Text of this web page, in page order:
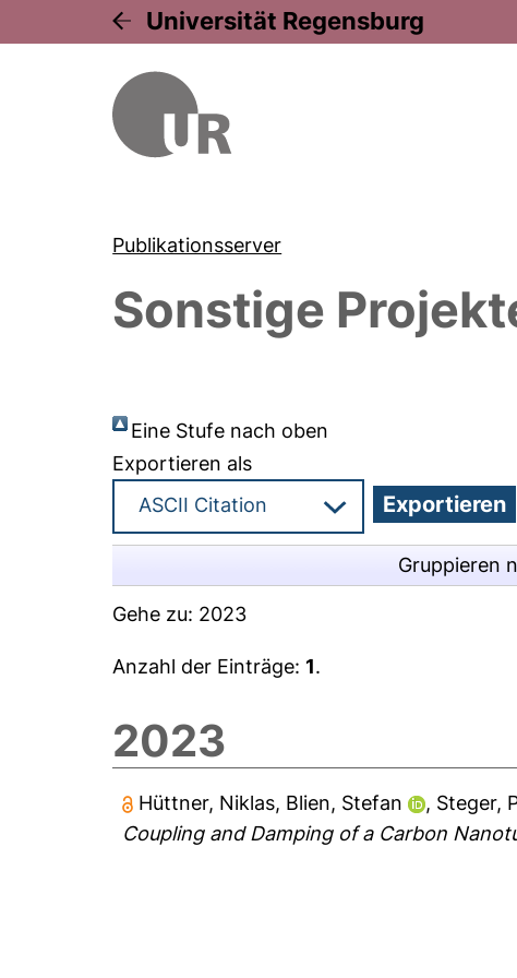
Universität Regensburg
Publikationsserver
Sonstige
Eine Stufe nach oben
Exportieren als
Gruppieren
Gehe zu: 2023
Anzahl der Einträge:1.
2023
Hüttner, Niklas, Blien, Stefan , Steger,
Coupling and Damping of a Carbon